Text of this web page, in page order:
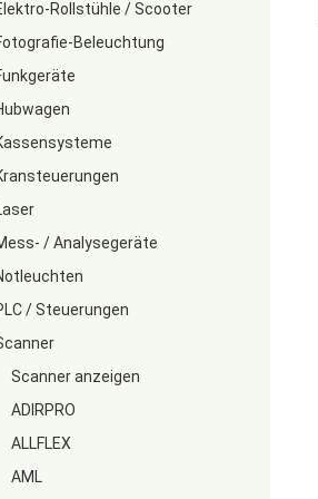
Rollstühle / Scooter
Beleuchtung
/ Analysegeräte
/ Steuerungen
Scanner anzeigen
ADIRPRO
ALLFLEX
AML